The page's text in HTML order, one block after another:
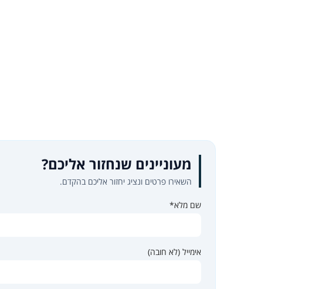
מעוניינים שנחזור אליכם?
השאירו פרטים ונציג יחזור אליכם בהקדם.
שם מלא*
אימייל (לא חובה)